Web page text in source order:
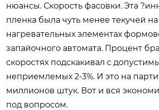
нюансы. Скорость фасовки. Эта
пленка была чуть менее текучей на
нагревательных элементах
запайочного автомата. Процент
скоростях подскакивал с
неприемлемых 2-3%. И это на
миллионов штук. Вот и вся
под вопросом.